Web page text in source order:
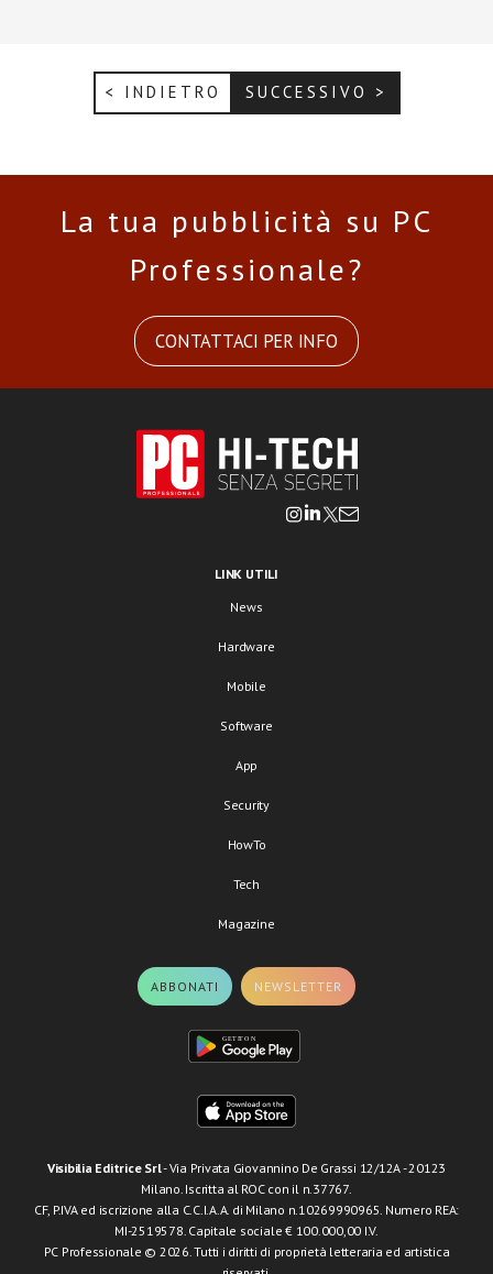
< INDIETRO SUCCESSIVO >
La tua pubblicità su PC
Professionale?
CONTATTACI PER INFO
LINK UTILI
News
Hardware
Mobile
Software
App
Security
HowTo
Tech
Magazine
ABBONATI NEWSLETTER
Visibilia Editrice Srl- Via Privata Giovannino De Grassi 12/12A - 20123
Milano. Iscritta al ROC con il n.37767.
CF, P.IVA ed iscrizione alla C.C.I.A.A. di Milano n.10269990965. Numero REA:
MI-2519578. Capitale sociale € 100.000,00 I.V.
PC Professionale © 2026. Tutti i diritti di proprietà letteraria ed artistica